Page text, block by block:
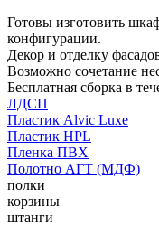
Готовы изготовить
конфигурации.
Декор и отделку
Возможно сочетание
Бесплатная сборка в
ЛДСП
Пластик Alvic Luxe
Пластик HPL
Пленка ПВХ
Полотно АГТ (МДФ)
полки
корзины
штанги